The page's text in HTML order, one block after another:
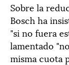
Sobre la
Bosch ha
"si no fuera
lamentado
misma cuota